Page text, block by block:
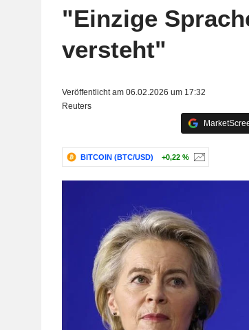
"Einzige
versteht"
Veröffentlicht am 06.02.2026 um 17:32
Reuters
BITCOIN (BTC/USD) +0,22 %